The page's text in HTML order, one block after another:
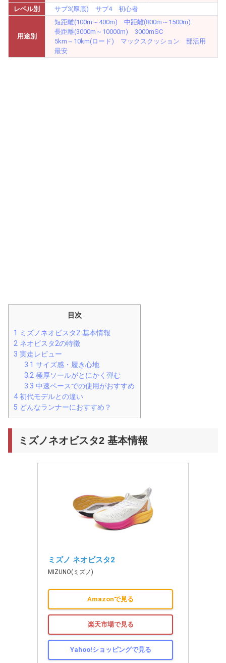
レベル別
サブ3(厚底) サブ4 初心者
用途別
短距離(100m～400m)
中距離(800m～1500m)
長距離(3000m～10000m)
3000mSC
5km～10km(ロード)
マックスクッション
部活用
最安
目次
1
ミズノネオビスタ2 基本情報
2 ネオビスタ2の特徴
3 実走レビュー
3.1 サイズ感・履き心地
3.2 極厚ソールがとにかく弾む
3.3 中速ペースでの使用がおすすめ
4 初代モデルとの違い
5 どんなランナーにおすすめ？
ミズノネオビスタ2 基本情報
ミズノ ネオビスタ2
MIZUNO(ミズノ)
Amazonで見る
楽天市場で見る
Yahoo!ショッピングで見る